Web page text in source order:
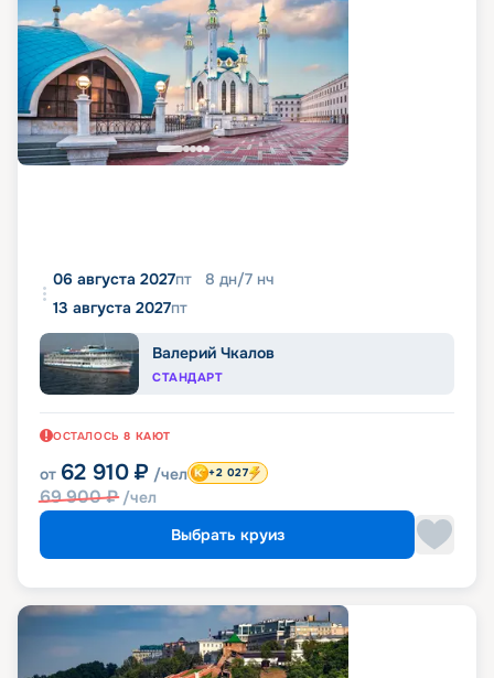
06 августа 2027пт 8 дн/7 нч
13 августа 2027пт
Валерий Чкалов
СТАНДАРТ
ОСТАЛОСЬ 8 КАЮТ
от 62 910 ₽ /чел
69 900₽ /чел
+2 027
Выбрать круиз